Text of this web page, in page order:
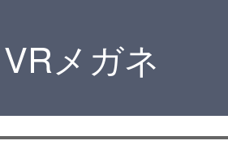
VRメガネ